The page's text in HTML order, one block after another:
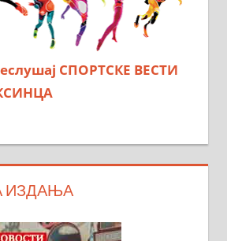
СПОРТСКЕ ВЕСТИ
ИЗДАЊА